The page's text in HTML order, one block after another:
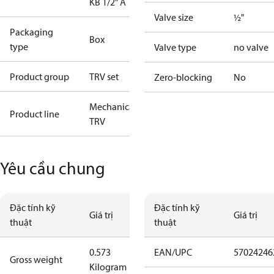
Packaging
type
Box
Product group TRV set
Product line
Mechanical
TRV
Valve size ½"
Valve type no valve
Zero-blocking No
Yêu cầu chung
Đặc tính kỹ
thuật
Giá trị
Gross weight
0.573
Kilogram
Đặc tính kỹ
thuật
Giá trị
EAN/UPC